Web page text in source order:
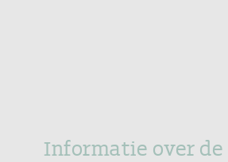
Informatie over